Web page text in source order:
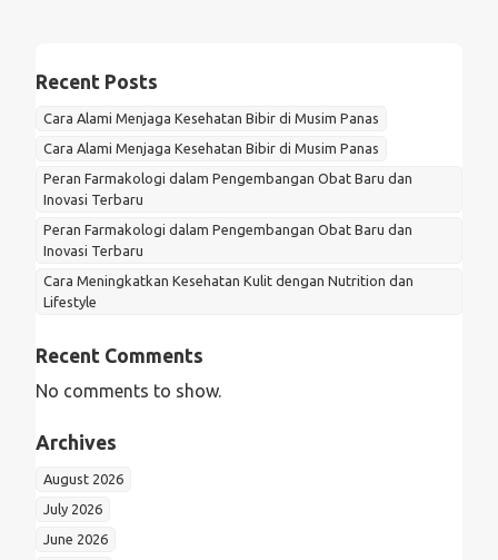
Recent Posts
Cara Alami Menjaga Kesehatan Bibir di Musim Panas
Cara Alami Menjaga Kesehatan Bibir di Musim Panas
Peran Farmakologi dalam Pengembangan Obat Baru dan
Inovasi Terbaru
Peran Farmakologi dalam Pengembangan Obat Baru dan
Inovasi Terbaru
Cara Meningkatkan Kesehatan Kulit dengan Nutrition dan
Lifestyle
Recent Comments
No comments to show.
Archives
August 2026
July 2026
June 2026